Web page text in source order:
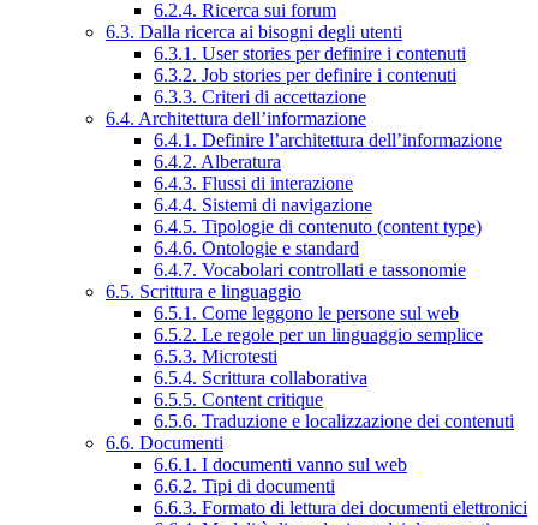
6.2.4. Ricerca sui forum
6.3. Dalla ricerca ai bisogni degli utenti
6.3.1. User stories per definire i contenuti
6.3.2. Job stories per definire i contenuti
6.3.3. Criteri di accettazione
6.4. Architettura dell’informazione
6.4.1. Definire l’architettura dell’informazione
6.4.2. Alberatura
6.4.3. Flussi di interazione
6.4.4. Sistemi di navigazione
6.4.5. Tipologie di contenuto (content type)
6.4.6. Ontologie e standard
6.4.7. Vocabolari controllati e tassonomie
6.5. Scrittura e linguaggio
6.5.1. Come leggono le persone sul web
6.5.2. Le regole per un linguaggio semplice
6.5.3. Microtesti
6.5.4. Scrittura collaborativa
6.5.5. Content critique
6.5.6. Traduzione e localizzazione dei contenuti
6.6. Documenti
6.6.1. I documenti vanno sul web
6.6.2. Tipi di documenti
6.6.3. Formato di lettura dei documenti elettronici